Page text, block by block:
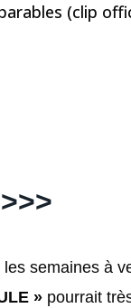
(clip
les semaines à
» pourrait